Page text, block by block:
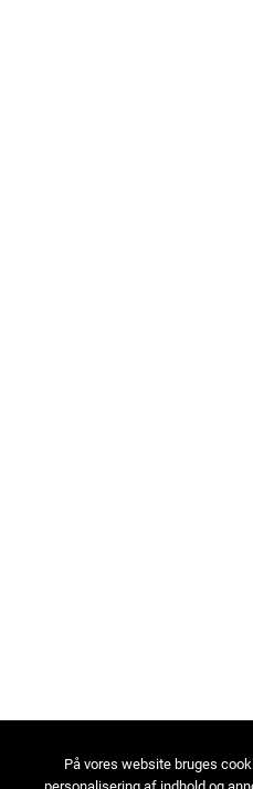
På vores website bruges